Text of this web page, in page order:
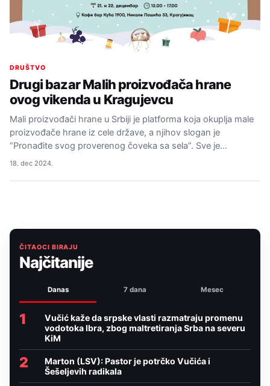
DRUŠTVO
Drugi bazar Malih proizvođača hrane
ovog vikenda u Kragujevcu
Mali proizvođači hrane u Srbiji je platforma koja okuplja male
proizvođače hrane iz cele države, a njihov slogan je
“Pronađite svog proverenog čoveka sa sela”. Sve je…
18. dec 2024.
ČITAOCI BIRAJU
Najčitanije
Danas 7 dana Mesec
1
Vučić kaže da srpske vlasti razmatraju promenu
vodotoka Ibra, zbog maltretiranja Srba na severu
KiM
2
Marton (LSV): Pastor je potrčko Vučića i
Šešeljevih radikala